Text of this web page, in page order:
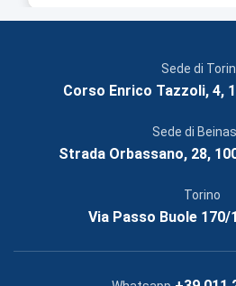
Sede di
Corso Enrico Tazzoli, 4,
Sede di
Strada Orbassano, 28,
Torino
Via Passo Buole 170/